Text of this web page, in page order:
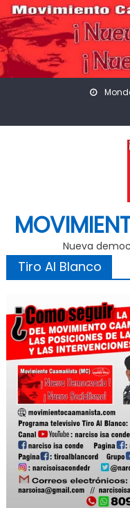
Skip
to
content
Nueva
Tiro Al Blanco